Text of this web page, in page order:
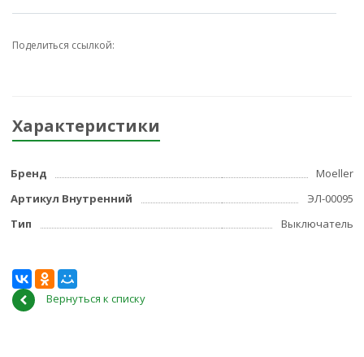
Поделиться ссылкой:
Характеристики
Бренд
Moeller
Артикул Внутренний
ЭЛ-00095
Тип
Выключатель
Вернуться к списку